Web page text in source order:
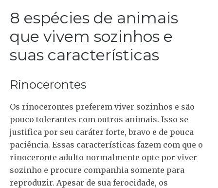
8 espécies de animais
que vivem sozinhos e
suas características
Rinocerontes
Os rinocerontes preferem viver sozinhos e são
pouco tolerantes com outros animais. Isso se
justifica por seu caráter forte, bravo e de pouca
paciência. Essas características fazem com que o
rinoceronte adulto normalmente opte por viver
sozinho e procure companhia somente para
reproduzir. Apesar de sua ferocidade, os